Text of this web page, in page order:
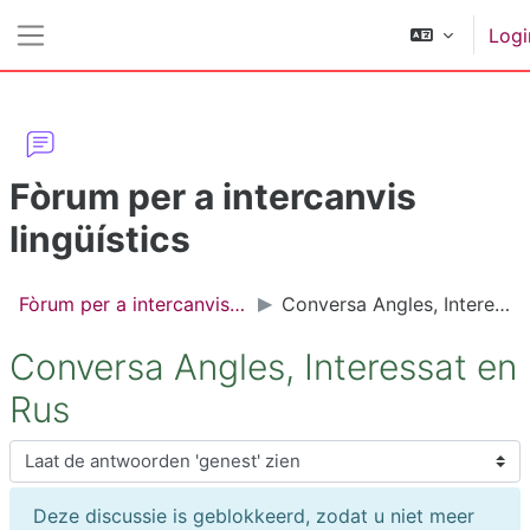
Fòrum per a intercanvis
lingüístics
Fòrum per a intercanvis lingüístics Conversa Angles, Interessat en Rus
Conversa Angles, Interessat en
Rus
Toon modus
Deze discussie is geblokkeerd, zodat u niet meer